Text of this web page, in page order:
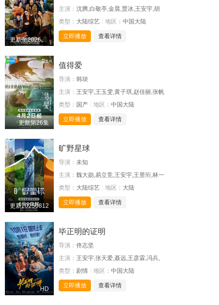
更新至20260201期
主演： 沈腾,白敬亭,金晨,贾冰,王安宇,胡
类型： 大陆综艺 地区： 中国大陆
立即播放 查看详情
更新第26集
值得爱
导演： 韩琰
主演： 王安宇,王玉雯,黄子琪,赵佳丽,张帆
类型： 国产 地区： 中国大陆
立即播放 查看详情
更新20250812
旷野星球
导演： 未知
主演： 魏大勋,易立竞,王安宇,王昱珩,林一
类型： 大陆综艺 地区： 大陆
立即播放 查看详情
HD
毕正明的证明
导演： 佟志坚
主演： 王安宇,张天爱,聂远,王彦霖,冯兵,
类型： 剧情 地区： 中国大陆
立即播放 查看详情